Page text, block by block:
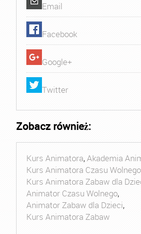
Email
Facebook
Google+
Twitter
Zobacz również:
Kurs Animatora,Akademia
Kurs Animatora Czasu Wolnego
Kurs Animatora Zabaw dla
Animator Czasu Wolnego,
Animator Zabaw dla Dzieci,
Kurs Animatora Zabaw